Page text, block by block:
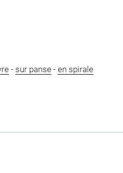
- sur panse- en spirale